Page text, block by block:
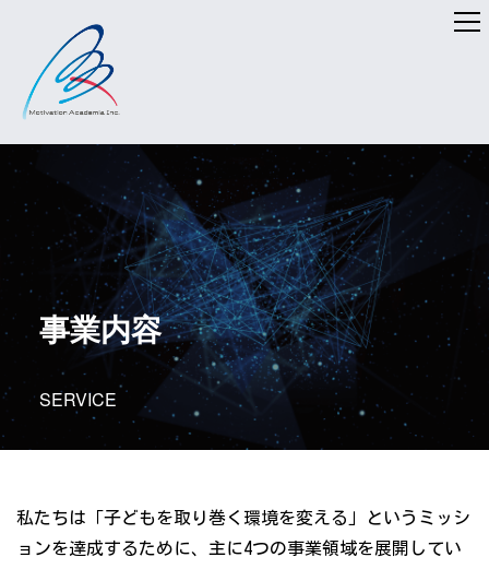
事業内容
SERVICE
私たちは「子どもを取り巻く環境を変える」というミッシ
ョンを達成するために、主に4つの事業領域を展開してい